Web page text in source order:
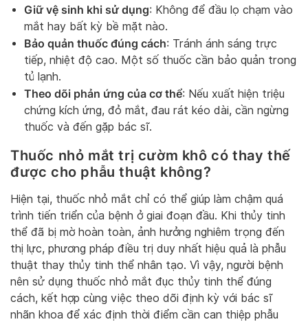
Giữ vệ sinh khi sử dụng: Không để đầu lọ chạm vào
mắt hay bất kỳ bề mặt nào.
Bảo quản thuốc đúng cách: Tránh ánh sáng trực
tiếp, nhiệt độ cao. Một số thuốc cần bảo quản trong
tủ lạnh.
Theo dõi phản ứng của cơ thể: Nếu xuất hiện triệu
chứng kích ứng, đỏ mắt, đau rát kéo dài, cần ngừng
thuốc và đến gặp bác sĩ.
Thuốc nhỏ mắt trị cườm khô có thay thế
được cho phẫu thuật không?
Hiện tại, thuốc nhỏ mắt chỉ có thể giúp làm chậm quá
trình tiến triển của bệnh ở giai đoạn đầu. Khi thủy tinh
thể đã bị mờ hoàn toàn, ảnh hưởng nghiêm trọng đến
thị lực, phương pháp điều trị duy nhất hiệu quả là phẫu
thuật thay thủy tinh thể nhân tạo. Vì vậy, người bệnh
nên sử dụng thuốc nhỏ mắt đục thủy tinh thể đúng
cách, kết hợp cùng việc theo dõi định kỳ với bác sĩ
nhãn khoa để xác định thời điểm cần can thiệp phẫu